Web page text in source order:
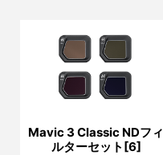
Mavic 3 Classic NDフィ
ルターセット[6]